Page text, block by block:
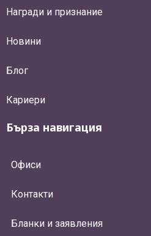
Награди и признание
Новини
Блог
Кариери
Бърза навигация
Офиси
Контакти
Бланки и заявления